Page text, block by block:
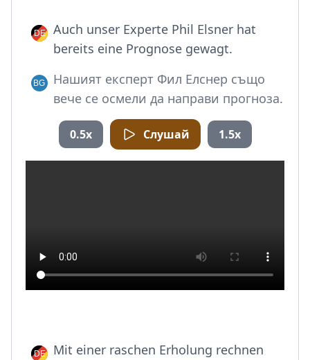
Auch unser Experte Phil Elsner hat
bereits eine Prognose gewagt.
Нашият експерт Фил Елснер също
вече се осмели да направи прогноза.
0.5x Слушай 1.5x
Mit einer raschen Erholung rechnen